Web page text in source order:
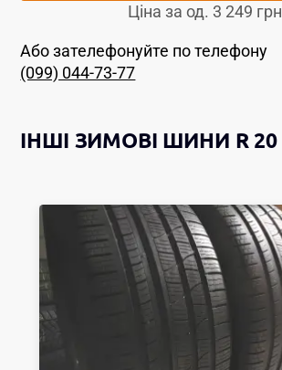
Ціна за од. 3 249 грн
Або зателефонуйте по телефону
(099) 044-73-77
ІНШІ ЗИМОВІ ШИНИ R 20